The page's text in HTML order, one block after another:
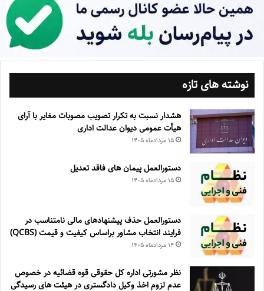
نوشته های تازه
هشدار نسبت به تکرار تصویب مصوبات مغایر با آرای
هیأت عمومی دیوان عدالت اداری
۱۵ مرداد‌ماه ۱۴۰۵
دستورالعمل پیمان های فاقد تعدیل
۱۵ مرداد‌ماه ۱۴۰۵
دستورالعمل حذف پيشنهادهای مالی نامتناسب در
فرايند انتخاب مشاور براساس كيفيت و قيمت (QCBS)
۱۴ مرداد‌ماه ۱۴۰۵
نظر مشورتی اداره کل حقوقی قوه قضائیه در خصوص
عدم لزوم اخذ وکیل دادگستری در هیئت های رسیدگی